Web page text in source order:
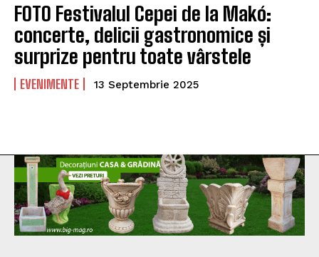
FOTO Festivalul Cepei de la Makó:
concerte, delicii gastronomice și
surprize pentru toate vârstele
EVENIMENTE 13 Septembrie 2025